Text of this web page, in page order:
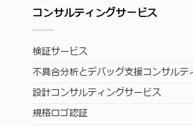
コンサルティングサービス
検証サービス
不具合分析とデバッグ支援コンサルテ
設計コンサルティングサービス
規格ロゴ認証